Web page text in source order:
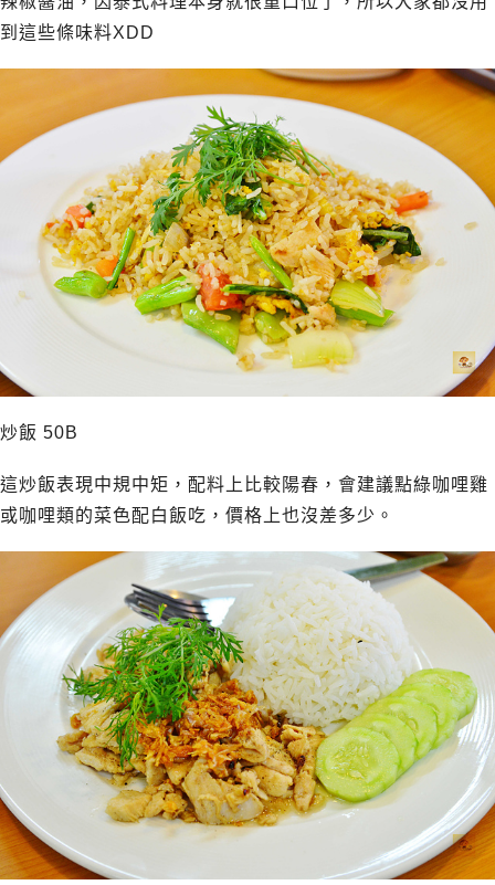
到這些條味料XDD
炒飯 50B
這炒飯表現中規中矩，配料上比較陽春，會建議點綠咖哩雞
或咖哩類的菜色配白飯吃，價格上也沒差多少。